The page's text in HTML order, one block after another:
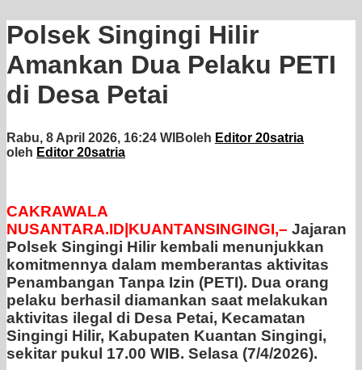
Polsek Singingi Hilir
Amankan Dua Pelaku PETI
di Desa Petai
Rabu, 8 April 2026, 16:24 WIBoleh Editor 20satria
oleh Editor 20satria
CAKRAWALA
NUSANTARA.ID|KUANTANSINGINGI,– Jajaran
Polsek Singingi Hilir kembali menunjukkan
komitmennya dalam memberantas aktivitas
Penambangan Tanpa Izin (PETI). Dua orang
pelaku berhasil diamankan saat melakukan
aktivitas ilegal di Desa Petai, Kecamatan
Singingi Hilir, Kabupaten Kuantan Singingi,
sekitar pukul 17.00 WIB. Selasa (7/4/2026).